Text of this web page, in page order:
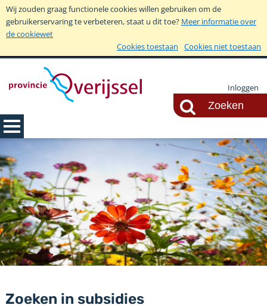
Wij zouden graag functionele cookies willen gebruiken om de
gebruikerservaring te verbeteren, staat u dit toe? Meer informatie over
de cookiewet
Cookies toestaan
Cookies niet toestaan
Inloggen
Zoeken in subsidies